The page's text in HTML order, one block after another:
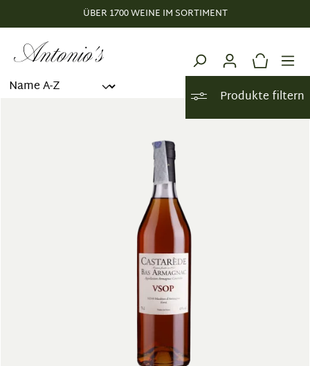
ÜBER 1700 WEINE IM SORTIMENT
Produkte filtern